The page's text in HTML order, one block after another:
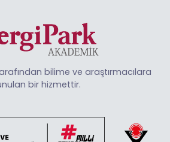
bilime ve araştırmacılara
bir hizmettir.